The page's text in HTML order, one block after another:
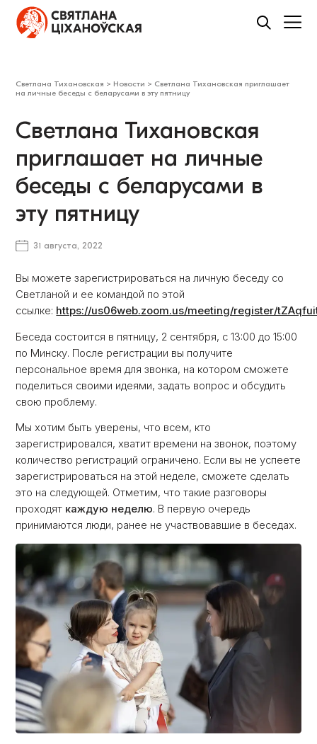
Светлана Тихановская > Новости > Светлана Тихановская приглашает
на личные беседы с беларусами в эту пятницу
Светлана Тихановская
приглашает на личные
беседы с беларусами в
эту пятницу
31 августа, 2022
Вы можете зарегистрироваться на личную беседу со
Светланой и ее командой по этой
ссылке: https://us06web.zoom.us/meeting/register/
Беседа состоится в пятницу, 2 сентября, с 13:00 до 15:00
по Минску. После регистрации вы получите
персональное время для звонка, на котором сможете
поделиться своими идеями, задать вопрос и обсудить
свою проблему.
Мы хотим быть уверены, что всем, кто
зарегистрировался, хватит времени на звонок, поэтому
количество регистраций ограничено. Если вы не успеете
зарегистрироваться на этой неделе, сможете сделать
это на следующей. Отметим, что такие разговоры
проходят каждую неделю. В первую очередь
принимаются люди, ранее не участвовавшие в беседах.